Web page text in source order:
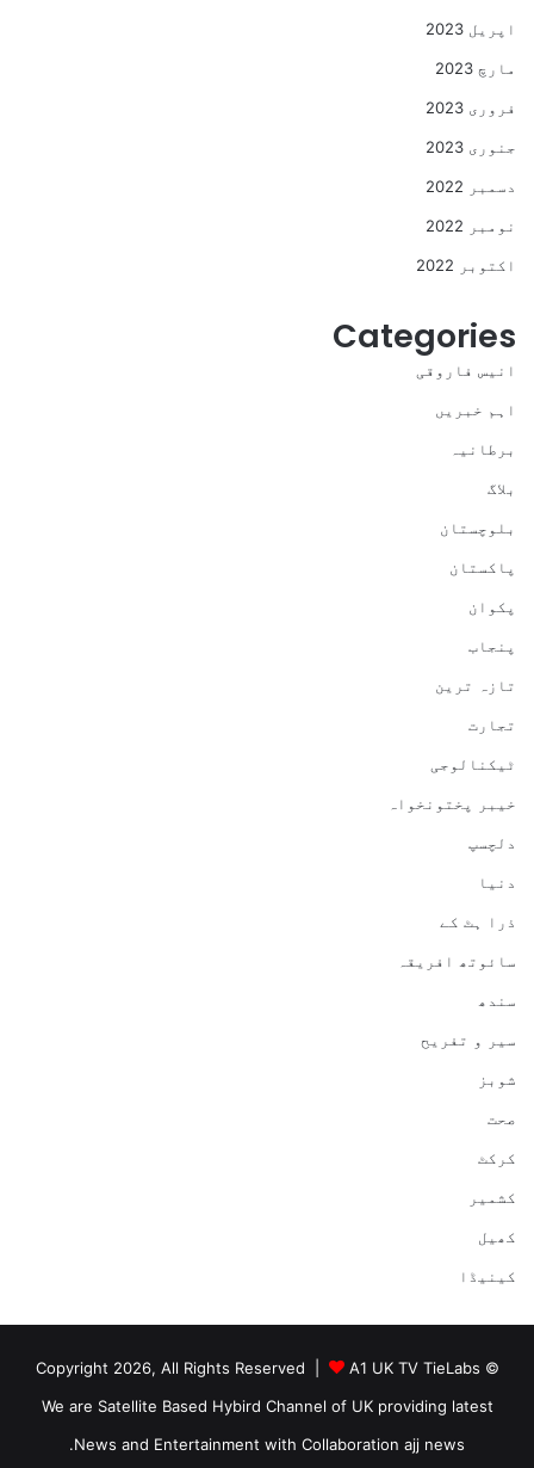
اپریل 2023
مارچ 2023
فروری 2023
جنوری 2023
دسمبر 2022
نومبر 2022
اکتوبر 2022
Categories
انیس فاروقی
اہم خبریں
برطانیہ
بلاگ
بلوچستان
پاکستان
پکوان
پنجاب
تازہ ترین
تجارت
ٹیکنالوجی
خیبر پختونخواہ
دلچسپ
دنیا
ذرا ہٹ کے
سائوتھ افریقہ
سندھ
سیر و تفریح
شوبز
صحت
کرکٹ
کشمیر
کھیل
کینیڈا
© Copyright 2026, All Rights Reserved |
A1 UK TV TieLabs
We are Satellite Based Hybird Channel of UK providing latest
News and Entertainment with Collaboration ajj news.